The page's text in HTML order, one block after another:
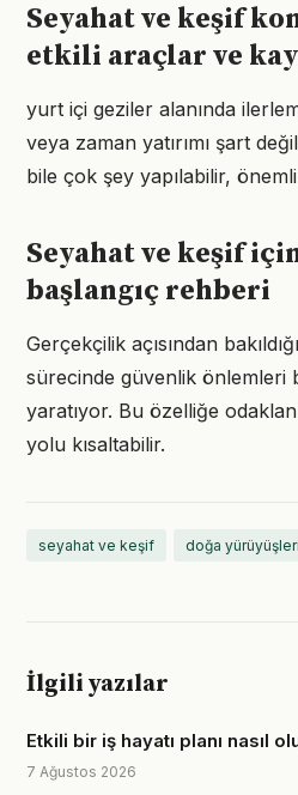
Seyahat ve keşif
etkili araçlar ve
yurt içi geziler alanında
veya zaman yatırımı şart
bile çok şey yapılabilir,
Seyahat ve keşif
başlangıç rehberi
Gerçekçilik açısından
sürecinde güvenlik önlemleri
yaratıyor. Bu özelliğe
yolu kısaltabilir.
seyahat ve keşif doğa yürüyüşleri
İlgili yazılar
Etkili bir iş hayatı planı nasıl
7 Ağustos 2026